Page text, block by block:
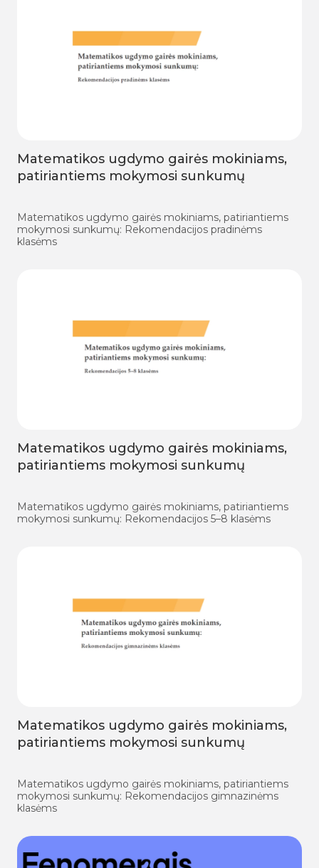
Matematikos ugdymo gairės mokiniams,
patiriantiems mokymosi sunkumų
Matematikos ugdymo gairės mokiniams, patiriantiems
mokymosi sunkumų: Rekomendacijos pradinėms
klasėms
Matematikos ugdymo gairės mokiniams,
patiriantiems mokymosi sunkumų
Matematikos ugdymo gairės mokiniams, patiriantiems
mokymosi sunkumų: Rekomendacijos 5–8 klasėms
Matematikos ugdymo gairės mokiniams,
patiriantiems mokymosi sunkumų
Matematikos ugdymo gairės mokiniams, patiriantiems
mokymosi sunkumų: Rekomendacijos gimnazinėms
klasėms